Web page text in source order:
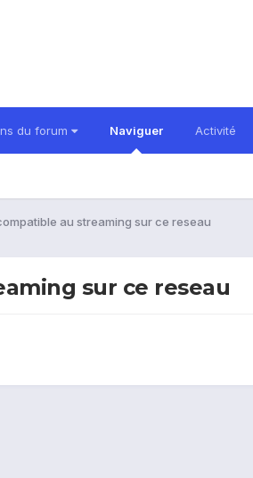
du forum Naviguer Activité
au streaming sur ce reseau
sur ce reseau